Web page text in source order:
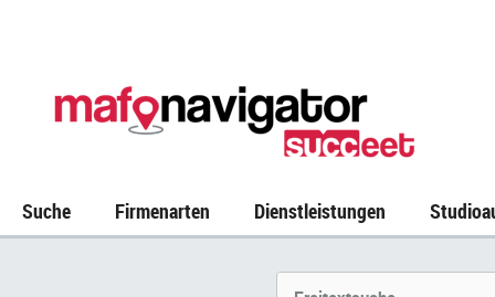
Suche Firmenarten Dienstleistungen